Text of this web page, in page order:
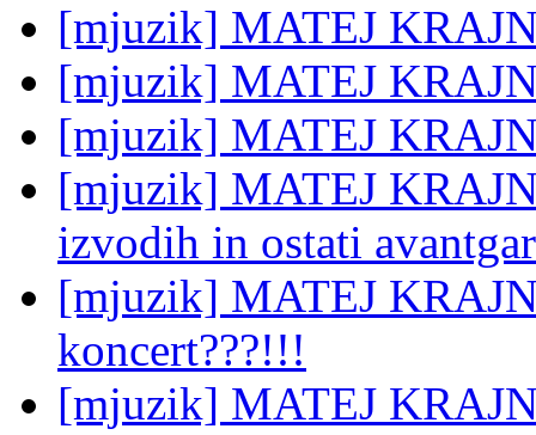
[mjuzik] MATEJ
[mjuzik] MATEJ
[mjuzik] MATEJ
[mjuzik] MATEJ
izvodih in ostati
[mjuzik] MATEJ
koncert???!!!
[mjuzik] MATEJ